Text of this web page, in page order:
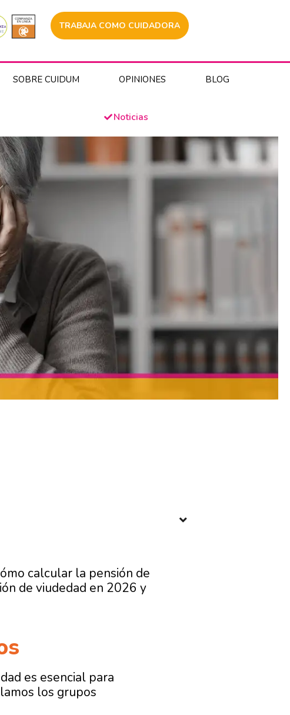
TRABAJA COMO CUIDADORA
SOBRE CUIDUM OPINIONES BLOG
Noticias
calcular la pensión de
de viudedad en 2026 y
es esencial para
los grupos